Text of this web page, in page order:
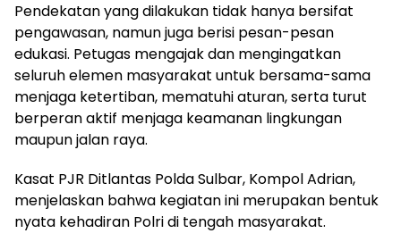
Pendekatan yang dilakukan tidak hanya bersifat
pengawasan, namun juga berisi pesan-pesan
edukasi. Petugas mengajak dan mengingatkan
seluruh elemen masyarakat untuk bersama-sama
menjaga ketertiban, mematuhi aturan, serta turut
berperan aktif menjaga keamanan lingkungan
maupun jalan raya.
Kasat PJR Ditlantas Polda Sulbar, Kompol Adrian,
menjelaskan bahwa kegiatan ini merupakan bentuk
nyata kehadiran Polri di tengah masyarakat.